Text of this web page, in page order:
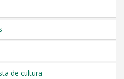
de cultura